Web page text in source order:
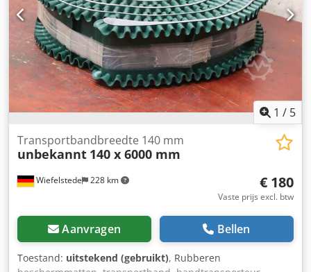
1 / 5
Wiefelstede 228 km
Transportbandbreedte 140 mm
unbekannt 140 x 6000 mm
€ 180
Vaste prijs excl. btw
Aanvragen Bellen
Toestand: uitstekend (gebruikt), Rubberen